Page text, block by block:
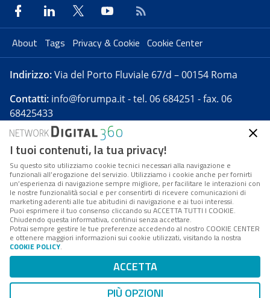
About Tags Privacy & Cookie Cookie Center
Indirizzo:Via del Porto Fluviale 67/d – 00154 Roma
Contatti: info@forumpa.it- tel. 06 684251 - fax. 06
68425433
Forumpa.itè una pubblicazione telematica iscritta
presso Registro della stampa del Tribunale di Roma -
Reg. n. 182 del 2 maggio 2008 - Direttore resp. Michela
Stentella
FPA s.r.l. è società soggetta a Direzione e
Coordinamento da parte di Digital360 S.p.A. - FPA s.r.l.
è un'azienda certificata per il sistema di management
Codice Fiscale/Partita IVA n. 10693191008 - R.E.A. Roma
n. 1249791. ISP AWS
Mappa del sito
I tuoi contenuti, la tua privacy!
Su questo sito utilizziamo cookie tecnici necessari alla navigazione e
funzionali all’erogazione del servizio. Utilizziamo i cookie anche per fornirti
un’esperienza di navigazione sempre migliore, per facilitare le interazioni con
le nostre funzionalità social e per consentirti di ricevere comunicazioni di
marketing aderenti alle tue abitudini di navigazione e ai tuoi interessi.
Puoi esprimere il tuo consenso cliccando su ACCETTA TUTTI I COOKIE.
Chiudendo questa informativa, continui senza accettare.
Potrai sempre gestire le tue preferenze accedendo al nostro COOKIE CENTER
e ottenere maggiori informazioni sui cookie utilizzati, visitando la nostra
COOKIE POLICY.
ACCETTA
PIÙ OPZIONI